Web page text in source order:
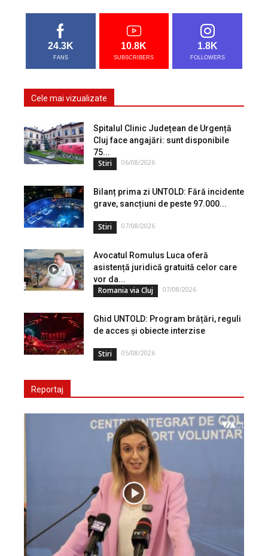
24.3K
FANS
10.8K
SUBSCRIBERS
1.8K
FOLLOWERS
Cele mai vizualizate
Spitalul Clinic Județean de Urgență
Cluj face angajări: sunt disponibile
75...
Stiri 06/08/2026
Bilanț prima zi UNTOLD: Fără incidente
grave, sancțiuni de peste 97.000...
Stiri 07/08/2026
Avocatul Romulus Luca oferă
asistență juridică gratuită celor care
vor da...
Romania via Cluj 07/08/2026
Ghid UNTOLD: Program brățări, reguli
de acces și obiecte interzise
Stiri 05/08/2026
Reportaj